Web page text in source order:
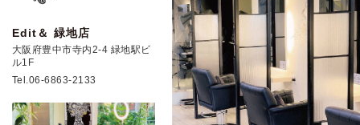
Edit＆ 緑地店
大阪府豊中市寺内2-4 緑地駅ビ
ル1F
Tel.06-6863-2133